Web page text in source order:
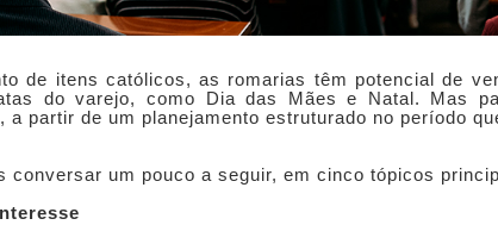
de itens católicos, as romarias têm potencial de
do varejo, como Dia das Mães e Natal. Mas
partir de um planejamento estruturado no período
conversar um pouco a seguir, em cinco tópicos